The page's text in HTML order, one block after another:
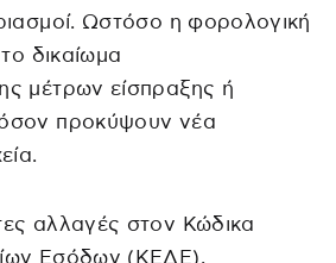
Ωστόσο η φορολογική
δικαίωμα
μέτρων είσπραξης ή
προκύψουν νέα
αλλαγές στον Κώδικα
Εσόδων (ΚΕΔΕ),